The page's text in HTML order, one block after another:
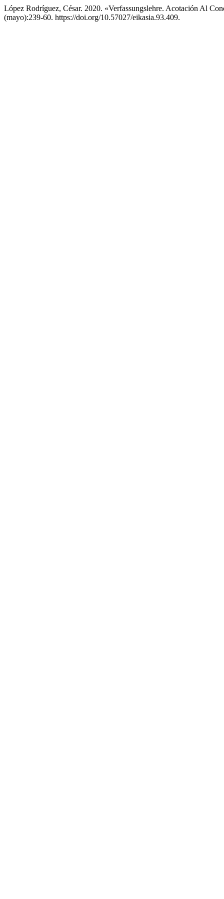
López Rodríguez, César. 2020. «Verfassungslehre. Acotación Al
(mayo):239-60. https://doi.org/10.57027/eikasia.93.409.